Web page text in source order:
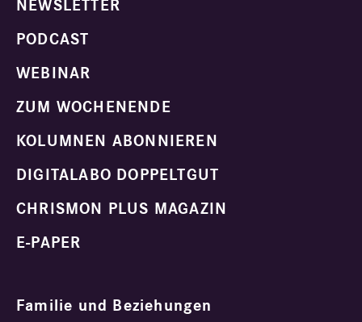
NEWSLETTER
PODCAST
WEBINAR
ZUM WOCHENENDE
KOLUMNEN ABONNIEREN
DIGITALABO DOPPELTGUT
CHRISMON PLUS MAGAZIN
E-PAPER
Familie und Beziehungen